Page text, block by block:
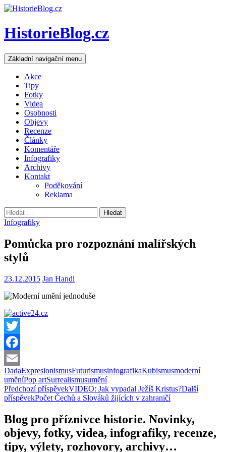
HistorieBlog.cz
Hledat
Základní navigační menu Přejít
k
Akce
Tipy
Fotky
Videa
Osobnosti
Objevy
Recenze
Články
Komentáře
Infografiky
Archivy
Kontakt
Poděkování
Reklama
Vyhledávání
Infografiky
Pomůcka pro rozpoznání malířských
stylů
23.12.2015 Jan Handl
Twitter
Facebook
Email
DadaExpresionismusFuturismusinfografikaKubismusmoderní
uměníPop artSurrealismusumění
Navigace
pro
příspěvky
Předchozí příspěvekVIDEO: Jak vypadal Ježíš Kristus?Další
příspěvekPočet Čechů a Slováků žijících v zahraničí
Blog pro příznivce historie. Novinky,
objevy, fotky, videa, infografiky, recenze,
tipy, výlety, rozhovory, archivy…